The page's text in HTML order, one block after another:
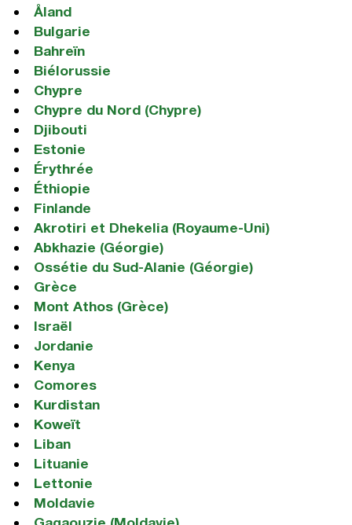
Åland
Bulgarie
Bahreïn
Biélorussie
Chypre
Chypre du Nord (Chypre)
Djibouti
Estonie
Érythrée
Éthiopie
Finlande
Akrotiri et Dhekelia (Royaume-Uni)
Abkhazie (Géorgie)
Ossétie du Sud-Alanie (Géorgie)
Grèce
Mont Athos (Grèce)
Israël
Jordanie
Kenya
Comores
Kurdistan
Koweït
Liban
Lituanie
Lettonie
Moldavie